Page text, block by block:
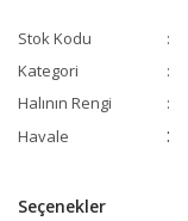
Stok Kodu
Kategori
Halının Rengi
Havale
Seçenekler